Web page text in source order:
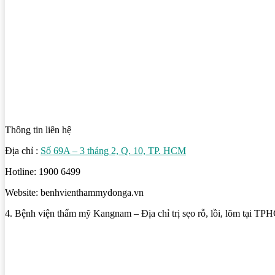
Thông tin liên hệ
Địa chỉ : Số 69A – 3 tháng 2, Q. 10, TP. HCM
Hotline: 1900 6499
Website: benhvienthammydonga.vn
4. Bệnh viện thẩm mỹ Kangnam – Địa chỉ trị sẹo rỗ, lồi, lõm tại